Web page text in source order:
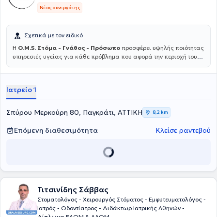
Νέος συνεργάτης
Σχετικά με τον ειδικό
Η O.M.S. Στόμα - Γνάθος - Πρόσωπο προσφέρει υψηλής ποιότητας
υπηρεσιές υγείας για κάθε πρόβλημα που αφορά την περιοχή του
επιστημονική διεύθυνση του Dr. Ιωάννη Χατζηστεφανου MD PhD,
αντιμετωπίζει ακόμα και τις πιο απαιτητικές περιπτώσεις,
προσφέροντας εξατομικευμένες λύσεις για κάθε ασθενή. Για
περισσότερες πληροφορίες μπορείτε να εισέλθετε στο
omstotalcare.gr.
Ιατρείο 1
Σπύρου Μερκούρη 80, Παγκράτι, ΑΤΤΙΚΗ 8,2 km
Επόμενη διαθεσιμότητα Κλείσε ραντεβού
Τιτσινίδης Σάββας
Στοματολόγος - Χειρουργός Στόματος - Εμφυτευματολόγος -
Ιατρός - Οδοντίατρος - Διδάκτωρ Ιατρικής Αθηνών -